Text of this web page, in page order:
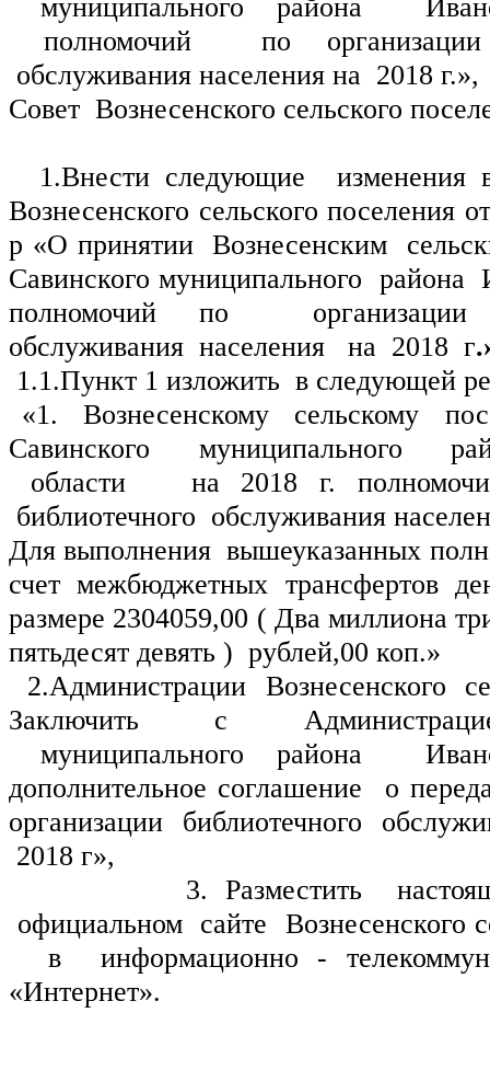
муниципального района
полномочий  по организации
обслуживания населения на  2018 г.»,
Совет  Вознесенского сельского
1.Внести следующие  изменения
Вознесенского сельского поселения
р «О принятии  Вознесенским
Савинского муниципального  района
полномочий по  организации
обслуживания  населения   на  2018  г
1.1.Пункт 1 изложить  в следующей
«1.  Вознесенскому  сельскому
Савинского  муниципального
области   на 2018 г.
библиотечного  обслуживания
Для выполнения  вышеуказанных
счет межбюджетных трансфертов
размере 2304059,00 ( Два миллиона
пятьдесят девять )  рублей,00 коп.»
2.Администрации Вознесенского
Заключить с
муниципального района
дополнительное соглашение  о
организации  библиотечного
2018 г»,
официальном  сайте  Вознесенского
в  информационно -
«Интернет».